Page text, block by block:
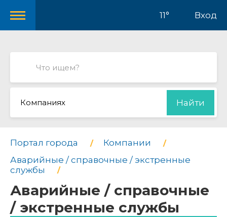
11° Вход
Компаниях Найти
Портал города
Компании
Аварийные / справочные / экстренные
службы
Аварийные / справочные
/ экстренные службы